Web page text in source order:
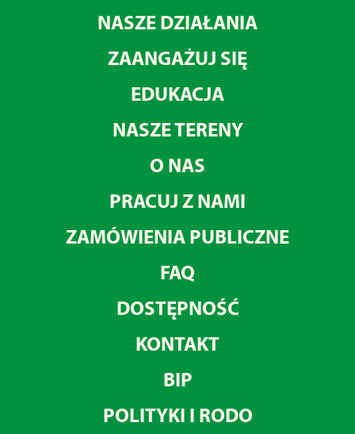
NASZE DZIAŁANIA
ZAANGAŻUJ SIĘ
EDUKACJA
NASZE TERENY
O NAS
PRACUJ Z NAMI
ZAMÓWIENIA PUBLICZNE
FAQ
DOSTĘPNOŚĆ
KONTAKT
BIP
POLITYKI I RODO